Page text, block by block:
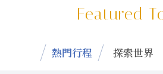
Featured
熱門行程 探索世界